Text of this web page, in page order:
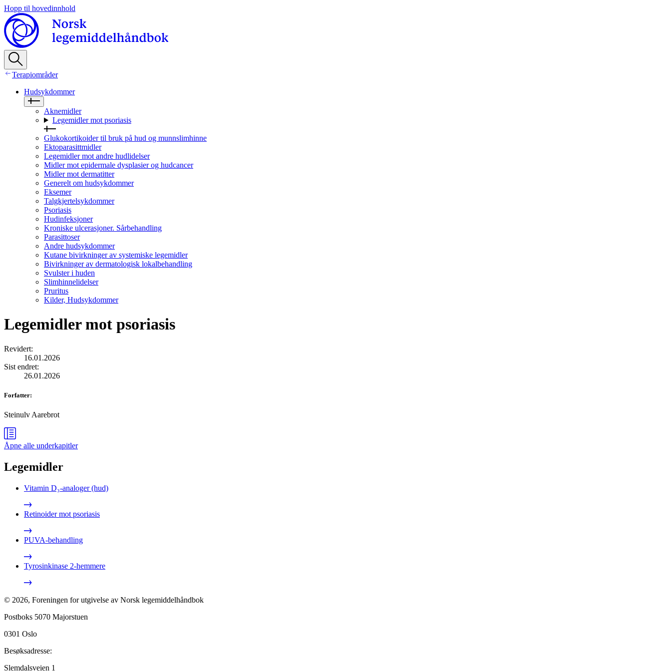
Hopp til hovedinnhold
Terapiområder
Hudsykdommer
Aknemidler
Legemidler mot psoriasis
Glukokortikoider til bruk på hud og munnslimhinne
Ektoparasittmidler
Legemidler mot andre hudlidelser
Midler mot epidermale dysplasier og hudcancer
Midler mot dermatitter
Generelt om hudsykdommer
Eksemer
Talgkjertelsykdommer
Psoriasis
Hudinfeksjoner
Kroniske ulcerasjoner. Sårbehandling
Parasittoser
Andre hudsykdommer
Kutane bivirkninger av systemiske legemidler
Bivirkninger av dermatologisk lokalbehandling
Svulster i huden
Slimhinnelidelser
Pruritus
Kilder, Hudsykdommer
Legemidler mot psoriasis
Revidert:
16.01.2026
Sist endret:
26.01.2026
Forfatter:
Steinulv Aarebrot
Åpne alle underkapitler
Legemidler
Vitamin D₃-analoger (hud)
Retinoider mot psoriasis
PUVA-behandling
Tyrosinkinase 2-hemmere
© 2026, Foreningen for utgivelse av Norsk legemiddelhåndbok
Postboks 5070 Majorstuen
0301 Oslo
Besøksadresse:
Slemdalsveien 1